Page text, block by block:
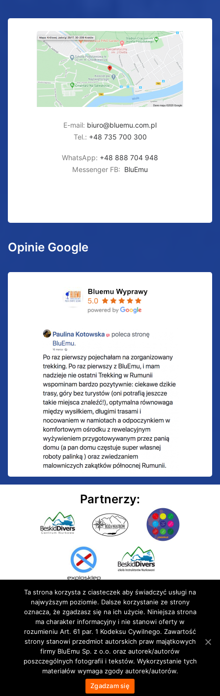
E-mail: biuro@bluemu.com.pl
Tel.: +48 735 700 300
WhatsApp: +48 888 704 948
Messenger FB: BluEmu
Opinie Google
Partnerzy:
© 2020 BluEmu sp. z o.o. Wszelkie prawa zastrzeżone
Ta strona korzysta z ciasteczek aby świadczyć usługi na
najwyższym poziomie. Dalsze korzystanie ze strony
oznacza, że zgadzasz się na ich użycie. Niniejsza strona
ma charakter informacyjny i nie stanowi oferty w
rozumieniu Art. 61 par. 1 Kodeksu Cywilnego. Zawartość
strony stanowi przedmiot autorskich praw majątkowych
firmy BluEmu Sp. z o.o. oraz autorek/autorów
poszczególnych fotografii i tekstów. Wykorzystanie tych
materiałów wymaga zgody autorek/autorów.
Zgadzam się